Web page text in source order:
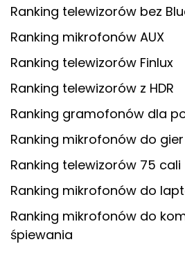
Ranking telewizorów bez
Ranking mikrofonów AUX
Ranking telewizorów Finlux
Ranking telewizorów z HDR
Ranking gramofonów dla
Ranking mikrofonów do gier
Ranking telewizorów 75 cali
Ranking mikrofonów do
Ranking mikrofonów do
śpiewania